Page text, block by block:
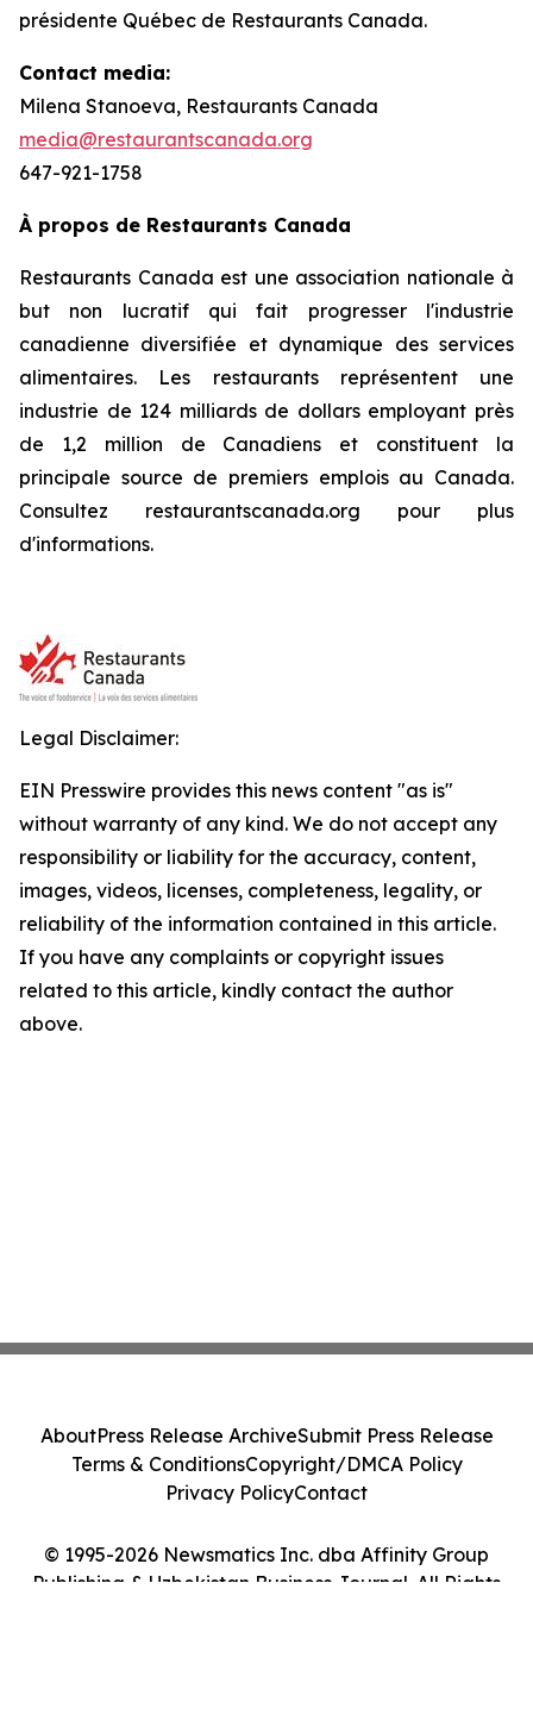
présidente Québec de Restaurants Canada.
Contact media:
Milena Stanoeva, Restaurants Canada
media@restaurantscanada.org
647-921-1758
À propos de Restaurants Canada
Restaurants Canada est une association nationale à
but non lucratif qui fait progresser l'industrie
canadienne diversifiée et dynamique des services
alimentaires. Les restaurants représentent une
industrie de 124 milliards de dollars employant près
de 1,2 million de Canadiens et constituent la
principale source de premiers emplois au Canada.
Consultez restaurantscanada.org pour plus
d'informations.
Legal Disclaimer:
EIN Presswire provides this news content "as is"
without warranty of any kind. We do not accept any
responsibility or liability for the accuracy, content,
images, videos, licenses, completeness, legality, or
reliability of the information contained in this article.
If you have any complaints or copyright issues
related to this article, kindly contact the author
above.
© 1995-2026 Newsmatics Inc. dba Affinity Group
Publishing & Uzbekistan Business Journal. All Rights
AboutPress Release ArchiveSubmit Press Release
Terms & ConditionsCopyright/DMCA Policy
Privacy PolicyContact